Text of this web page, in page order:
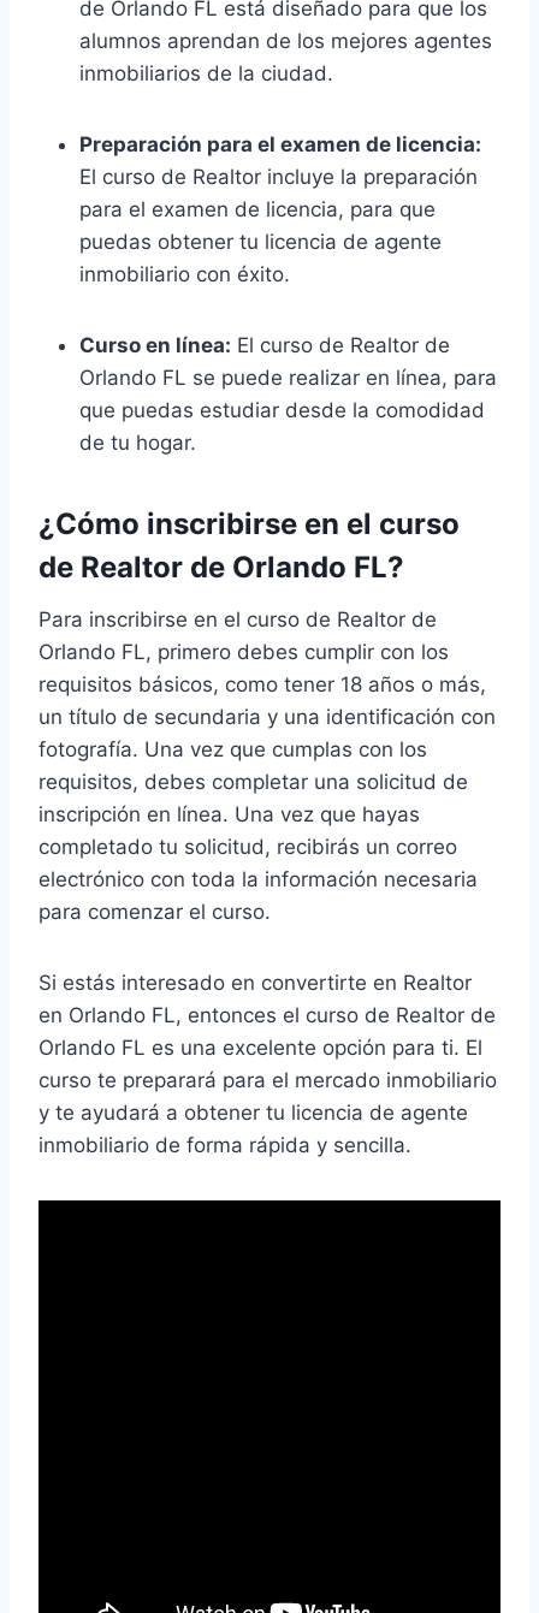
de Orlando FL está diseñado para que los
alumnos aprendan de los mejores agentes
inmobiliarios de la ciudad.
Preparación para el examen de licencia:
El curso de Realtor incluye la preparación
para el examen de licencia, para que
puedas obtener tu licencia de agente
inmobiliario con éxito.
Curso en línea: El curso de Realtor de
Orlando FL se puede realizar en línea, para
que puedas estudiar desde la comodidad
de tu hogar.
¿Cómo inscribirse en el curso
de Realtor de Orlando FL?
Para inscribirse en el curso de Realtor de
Orlando FL, primero debes cumplir con los
requisitos básicos, como tener 18 años o más,
un título de secundaria y una identificación con
fotografía. Una vez que cumplas con los
requisitos, debes completar una solicitud de
inscripción en línea. Una vez que hayas
completado tu solicitud, recibirás un correo
electrónico con toda la información necesaria
para comenzar el curso.
Si estás interesado en convertirte en Realtor
en Orlando FL, entonces el curso de Realtor de
Orlando FL es una excelente opción para ti. El
curso te preparará para el mercado inmobiliario
y te ayudará a obtener tu licencia de agente
inmobiliario de forma rápida y sencilla.